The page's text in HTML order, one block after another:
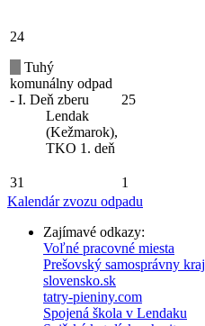
24
Tuhý
komunálny odpad
- I. Deň zberu
Lendak
(Kežmarok),
TKO 1. deň
25
31 1
Kalendár zvozu odpadu
Zajímavé odkazy:
Voľné pracovné miesta
Prešovský samosprávny kraj
slovensko.sk
tatry-pieniny.com
Spojená škola v Lendaku